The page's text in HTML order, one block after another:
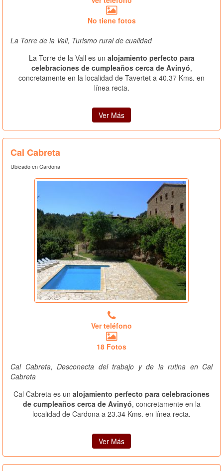
No tiene fotos
La Torre de la Vall, Turismo rural de cualidad
La Torre de la Vall es un alojamiento perfecto para
celebraciones de cumpleaños cerca de Avinyó,
concretamente en la localidad de Tavertet a 40.37 Kms. en
línea recta.
Ver Más
Cal Cabreta
Ubicado en Cardona
Ver teléfono
18 Fotos
Cal Cabreta, Desconecta del trabajo y de la rutina en Cal
Cabreta
Cal Cabreta es un alojamiento perfecto para celebraciones
de cumpleaños cerca de Avinyó, concretamente en la
localidad de Cardona a 23.34 Kms. en línea recta.
Ver Más